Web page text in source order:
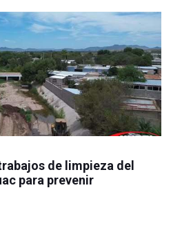
de limpieza del
para prevenir